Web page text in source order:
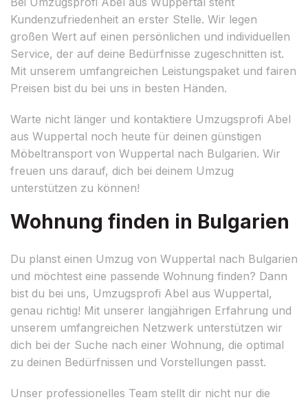
Kundenzufriedenheit an erster Stelle. Wir legen
großen Wert auf einen persönlichen und individuellen
Service, der auf deine Bedürfnisse zugeschnitten ist.
Mit unserem umfangreichen Leistungspaket und fairen
Preisen bist du bei uns in besten Händen.
Warte nicht länger und kontaktiere Umzugsprofi Abel
aus Wuppertal noch heute für deinen günstigen
Möbeltransport von Wuppertal nach Bulgarien. Wir
freuen uns darauf, dich bei deinem Umzug
unterstützen zu können!
Wohnung finden in Bulgarien
Du planst einen Umzug von Wuppertal nach Bulgarien
und möchtest eine passende Wohnung finden? Dann
bist du bei uns, Umzugsprofi Abel aus Wuppertal,
genau richtig! Mit unserer langjährigen Erfahrung und
unserem umfangreichen Netzwerk unterstützen wir
dich bei der Suche nach einer Wohnung, die optimal
zu deinen Bedürfnissen und Vorstellungen passt.
Unser professionelles Team stellt dir nicht nur die